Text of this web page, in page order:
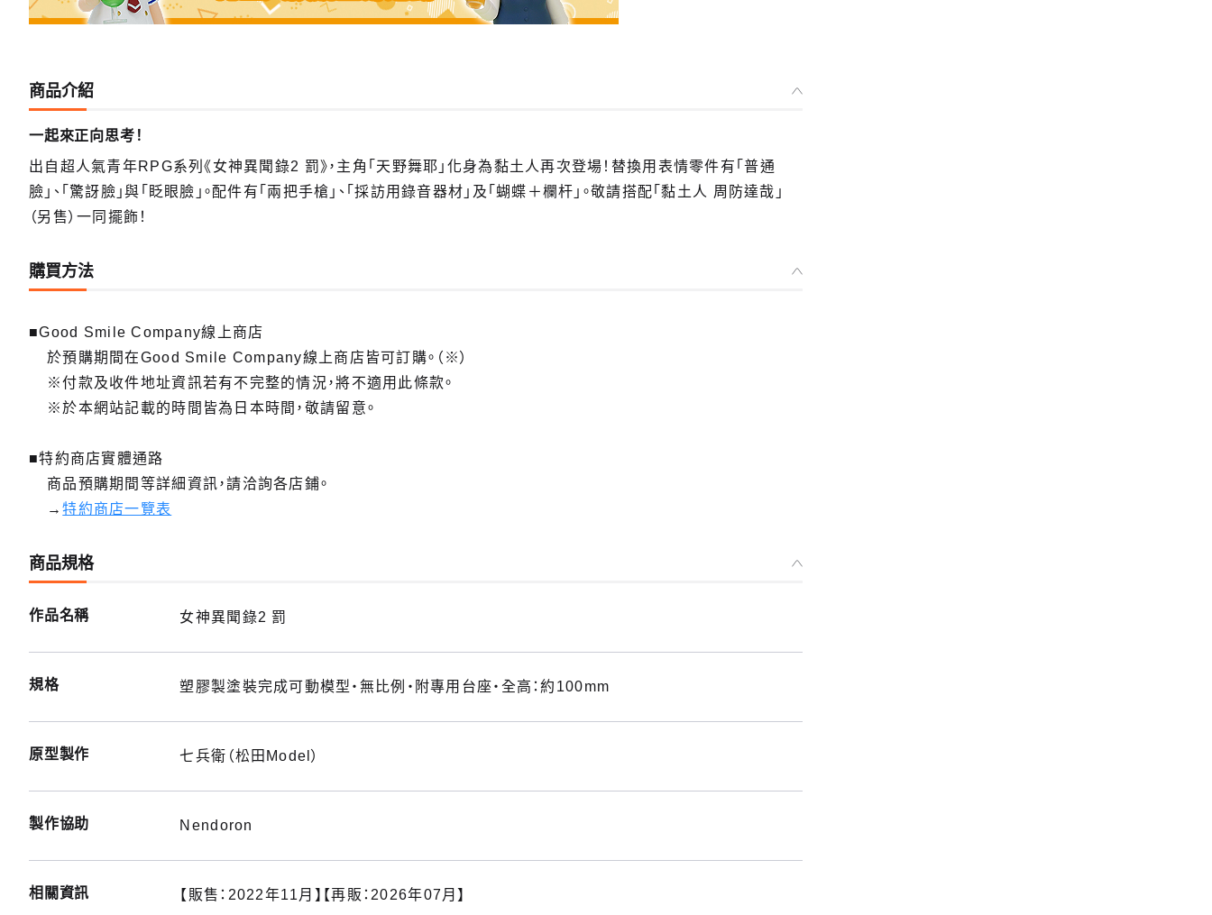
商品介紹
一起來正向思考！
出自超人氣青年RPG系列《女神異聞錄2 罰》，主角「天野舞耶」化身為黏土人再次登場！替換用表情零件有「普通
臉」、「驚訝臉」與「眨眼臉」。配件有「兩把手槍」、「採訪用錄音器材」及「蝴蝶＋欄杆」。敬請搭配「黏土人 周防達哉」
（另售）一同擺飾！
購買方法
■Good Smile Company線上商店
於預購期間在Good Smile Company線上商店皆可訂購。（※）
※付款及收件地址資訊若有不完整的情況，將不適用此條款。
※於本網站記載的時間皆為日本時間，敬請留意。
■特約商店實體通路
商品預購期間等詳細資訊，請洽詢各店鋪。
→特約商店一覽表
商品規格
作品名稱 女神異聞錄2 罰
規格 塑膠製塗裝完成可動模型・無比例・附專用台座・全高：約100mm
原型製作 七兵衛（松田Model）
製作協助 Nendoron
相關資訊 【販售：2022年11月】【再販：2026年07月】